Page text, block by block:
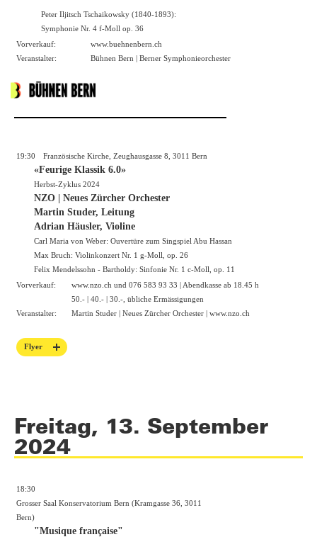
Peter Iljitsch Tschaikowsky (1840-1893):
Symphonie Nr. 4 f-Moll op. 36
Vorverkauf:
www.buehnenbern.ch
Veranstalter:
Bühnen Bern | Berner Symphonieorchester
19:30 Französische Kirche, Zeughausgasse 8, 3011 Bern
«Feurige Klassik 6.0»
Herbst-Zyklus 2024
NZO | Neues Zürcher Orchester
Martin Studer, Leitung
Adrian Häusler, Violine
Carl Maria von Weber: Ouvertüre zum Singspiel Abu Hassan
Max Bruch: Violinkonzert Nr. 1 g-Moll, op. 26
Felix Mendelssohn - Bartholdy: Sinfonie Nr. 1 c-Moll, op. 11
Vorverkauf:
www.nzo.ch und 076 583 93 33 | Abendkasse ab 18.45 h
50.- | 40.- | 30.-, übliche Ermässigungen
Veranstalter:
Martin Studer | Neues Zürcher Orchester | www.nzo.ch
Flyer
Freitag, 13. September
2024
18:30
Grosser Saal Konservatorium Bern (Kramgasse 36, 3011
Bern)
"Musique française"